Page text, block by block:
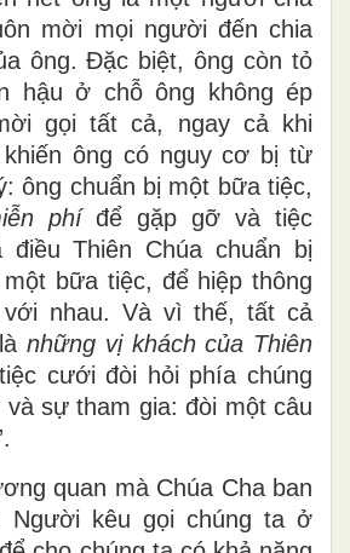
mời mọi người đến chia
ông. Đặc biệt, ông còn tỏ
hậu ở chỗ ông không ép
gọi tất cả, ngay cả khi
ông có nguy cơ bị từ
ông chuẩn bị một bữa tiệc,
phíđể gặp gỡ và tiệc
Thiên Chúa chuẩn bị
bữa tiệc, để hiệp thông
nhau. Và vì thế, tất cả
những vị khách của Thiên
cưới đòi hỏi phía chúng
sự tham gia: đòi một câu
quan mà Chúa Cha ban
Người kêu gọi chúng ta ở